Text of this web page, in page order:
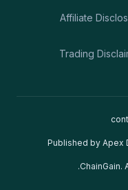
Affiliate
Trading
Published by Apex